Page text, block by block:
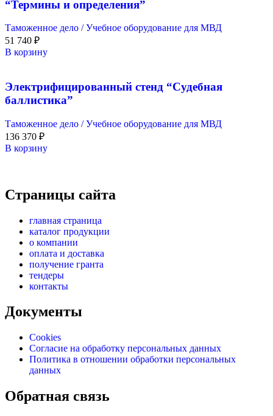
“Термины и определения”
Таможенное дело / Учебное оборудование для МВД
51 740 ₽
В корзину
Электрифицированный стенд “Судебная
баллистика”
Таможенное дело / Учебное оборудование для МВД
136 370 ₽
В корзину
Страницы сайта
главная страница
каталог продукции
о компании
оплата и доставка
получение гранта
тендеры
контакты
Документы
Cookies
Согласие на обработку персональных данных
Политика в отношении обработки персональных
данных
Обратная связь